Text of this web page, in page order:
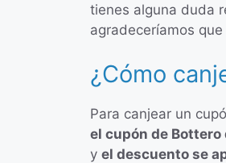
tienes alguna duda
agradeceríamos
¿Cómo
Para canjear un
el cupón de
y el descuento se